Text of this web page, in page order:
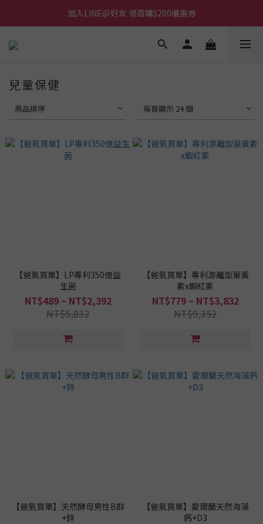
加入LINE@好友 領首購$200優惠券
兒童保健
商品排序 每頁顯示 24 個
【爸氣買單】LP專利350億益
生菌
NT$489 ~ NT$2,392
NT$5,832
【爸氣買單】專利游離型葉黃
素x蝦紅素
NT$779 ~ NT$3,832
NT$9,352
【爸氣買單】天然酵母男性B群
+鋅
【爸氣買單】愛爾蘭天然海藻
鈣+D3